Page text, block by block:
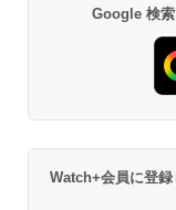
Google 検索
Watch+会員に登